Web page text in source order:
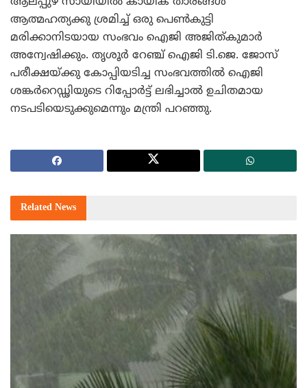
ആത്മഹത്യക്കു ശ്രമിച്ച് ഒരു പെണ്‍കുട്ടി
മരിക്കാനിടയായ സംഭവം ഐജി അജിത്കുമാര്‍
അന്വേഷിക്കും. തൃശൂര്‍ റേഞ്ച് ഐജി ടി.ജെ. ജോസ്
പരീക്ഷയ്ക്കു കോപ്പിയടിച്ച സംഭവത്തില്‍ ഐജി
ശങ്കര്‍റെഡ്ഢിയുടെ റിപ്പോര്‍ട്ട് ലഭിച്ചാല്‍ ഉചിതമായ
നടപടിയെടുക്കുമെന്നും മന്ത്രി പറഞ്ഞു.
Related News